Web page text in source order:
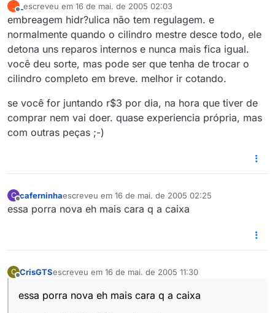
_
Offline
escreveu em 16 de mai. de 2005 02:03
última edição por
embreagem hidr?ulica não tem regulagem. e
normalmente quando o cilindro mestre desce todo, ele
detona uns reparos internos e nunca mais fica igual.
você deu sorte, mas pode ser que tenha de trocar o
cilindro completo em breve. melhor ir cotando.
se você for juntando r$3 por dia, na hora que tiver de
comprar nem vai doer. quase experiencia própria, mas
com outras peças ;-)
C caferninhaescreveu em 16 de mai. de 2005 02:25
última edição por
essa porra nova eh mais cara q a caixa
C CrisGTSescreveu em 16 de mai. de 2005 11:30
última edição por
essa porra nova eh mais cara q a caixa